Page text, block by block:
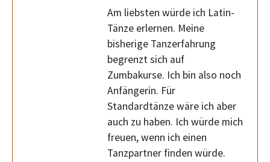
Am liebsten würde ich Latin-
Tänze erlernen. Meine
bisherige Tanzerfahrung
begrenzt sich auf
Zumbakurse. Ich bin also noch
Anfängerin. Für
Standardtänze wäre ich aber
auch zu haben. Ich würde mich
freuen, wenn ich einen
Tanzpartner finden würde.